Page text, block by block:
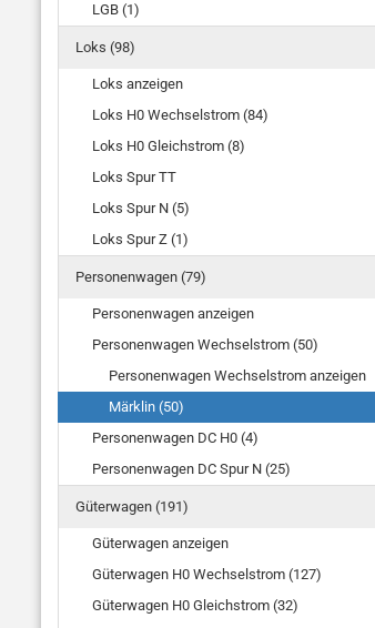
LGB (1)
Loks (98)
Loks anzeigen
Loks H0 Wechselstrom (84)
Loks H0 Gleichstrom (8)
Loks Spur TT
Loks Spur N (5)
Loks Spur Z (1)
Personenwagen (79)
Personenwagen anzeigen
Personenwagen Wechselstrom (50)
Personenwagen Wechselstrom anzeigen
Märklin (50)
Personenwagen DC H0 (4)
Personenwagen DC Spur N (25)
Güterwagen (191)
Güterwagen anzeigen
Güterwagen H0 Wechselstrom (127)
Güterwagen H0 Gleichstrom (32)